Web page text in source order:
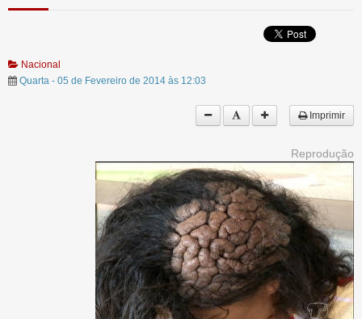
Nacional
Quarta - 05 de Fevereiro de 2014 às 12:03
Imprimir
Reprodução